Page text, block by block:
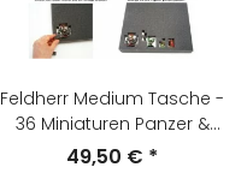
Feldherr Medium Tasche -
36 Miniaturen Panzer &
Monster
49,50 € *